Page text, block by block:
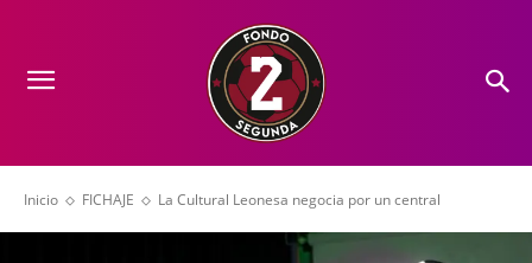
Inicio FICHAJE La Cultural Leonesa negocia por un central